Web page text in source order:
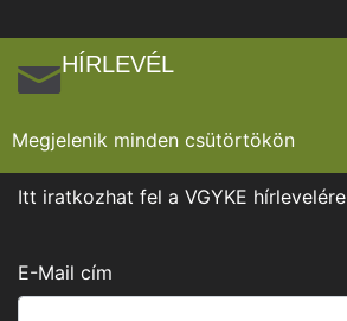
HÍRLEVÉL
Megjelenik minden csütörtökön
Itt iratkozhat fel a VGYKE hírlevelére
E-Mail cím